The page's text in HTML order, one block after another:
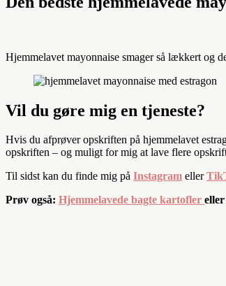
Hjemmelavet mayonnaise smager så lækkert og
Vil du gøre mig en tjeneste?
Hvis du afprøver opskriften på hjemmelavet
opskriften – og muligt for mig at lave flere
Til sidst kan du finde mig på Instagram eller
Prøv også: Hjemmelavede bagte kartofler eller